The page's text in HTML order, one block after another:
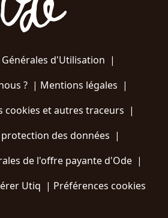
d'Utilisation |
?| Mentions légales |
cookies et autres traceurs |
des données |
de l'offre payante d'Ode |
Utiq | Préférences cookies